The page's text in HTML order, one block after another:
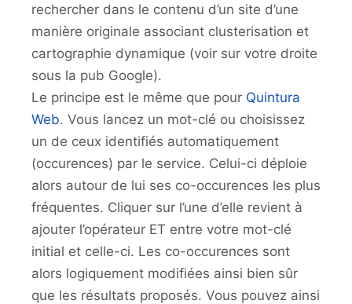
rechercher dans le contenu d’un site d’une
manière originale associant clusterisation et
cartographie dynamique (voir sur votre droite
sous la pub Google).
Le principe est le même que pour Quintura
Web. Vous lancez un mot-clé ou choisissez
un de ceux identifiés automatiquement
(occurences) par le service. Celui-ci déploie
alors autour de lui ses co-occurences les plus
fréquentes. Cliquer sur l’une d’elle revient à
ajouter l’opérateur ET entre votre mot-clé
initial et celle-ci. Les co-occurences sont
alors logiquement modifiées ainsi bien sûr
que les résultats proposés. Vous pouvez ainsi